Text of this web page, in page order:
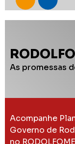
As promessas
Acompanhe
Governo de
no